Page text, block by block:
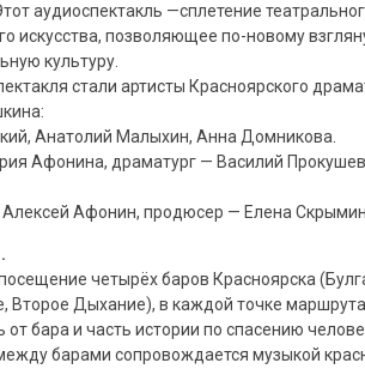
аудиоспектакль —сплетение
искусства, позволяющее по-новому
культуру.
стали артисты Красноярского
Анатолий Малыхин, Анна Домникова.
Афонина, драматург — Василий
Афонин, продюсер — Елена
четырёх баров Красноярска
Второе Дыхание), в каждой точке
от бара и часть истории по спасению
барами сопровождается музыкой